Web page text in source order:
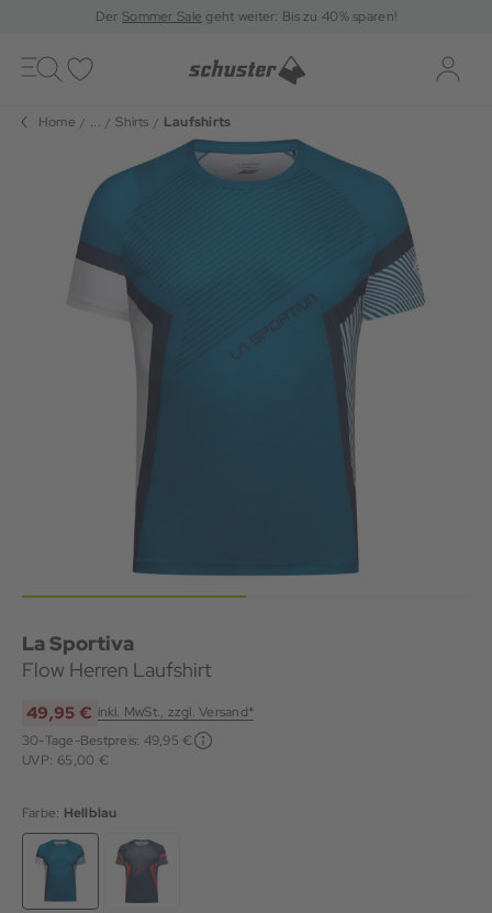
DerSommer Sale geht weiter: Bis zu 40% sparen!
Toggle
navigation
Home ... Shirts Laufshirts
La Sportiva
Flow Herren Laufshirt
49,95 € inkl. MwSt., zzgl. Versand*
30-Tage-Bestpreis: 49,95 €
UVP: 65,00 €
Farbe: Hellblau